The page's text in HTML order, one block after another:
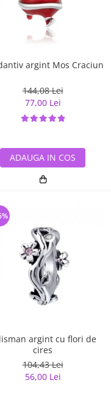
argint Mos Craciun
144,08 Lei
77,00 Lei
ADAUGA IN COS
argint cu flori de
cires
104,43 Lei
56,00 Lei